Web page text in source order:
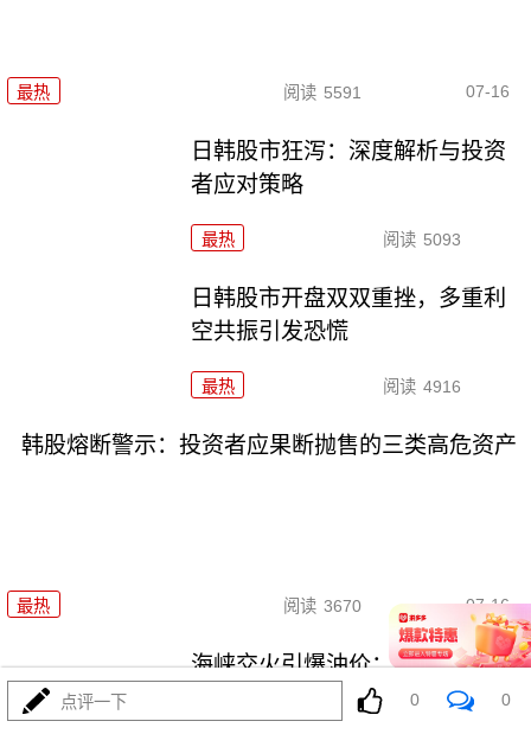
最热 阅读 5591 07-16
日韩股市狂泻：深度解析与投资
者应对策略
最热 阅读 5093
日韩股市开盘双双重挫，多重利
空共振引发恐慌
最热 阅读 4916
韩股熔断警示：投资者应果断抛售的三类高危资产
最热 阅读 3670 07-16
海峡交火引爆油价：全球能源市
点评一下 0 0